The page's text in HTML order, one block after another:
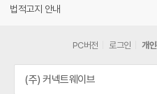
법적고지 안내
PC버전 로그인 개
(주) 커넥트웨이브